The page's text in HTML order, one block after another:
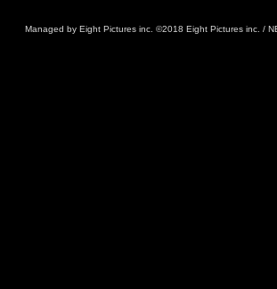
Managed by Eight Pictures inc. ©︎2018 Eight Pictures inc. /